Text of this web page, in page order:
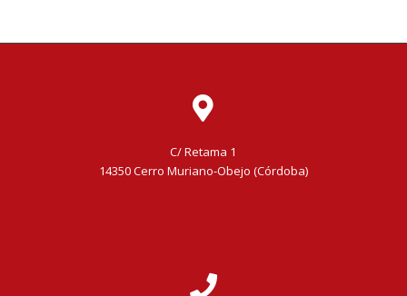
C/ Retama 1
14350 Cerro Muriano-Obejo (Córdoba)